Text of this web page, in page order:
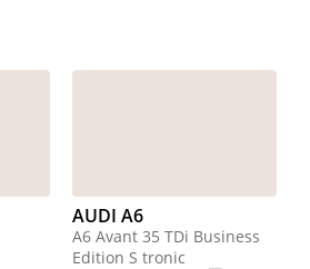
AUDI A6
A6 Avant 35 TDi Business
Edition S tronic